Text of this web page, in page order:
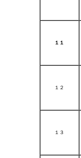
１１
１２
１３